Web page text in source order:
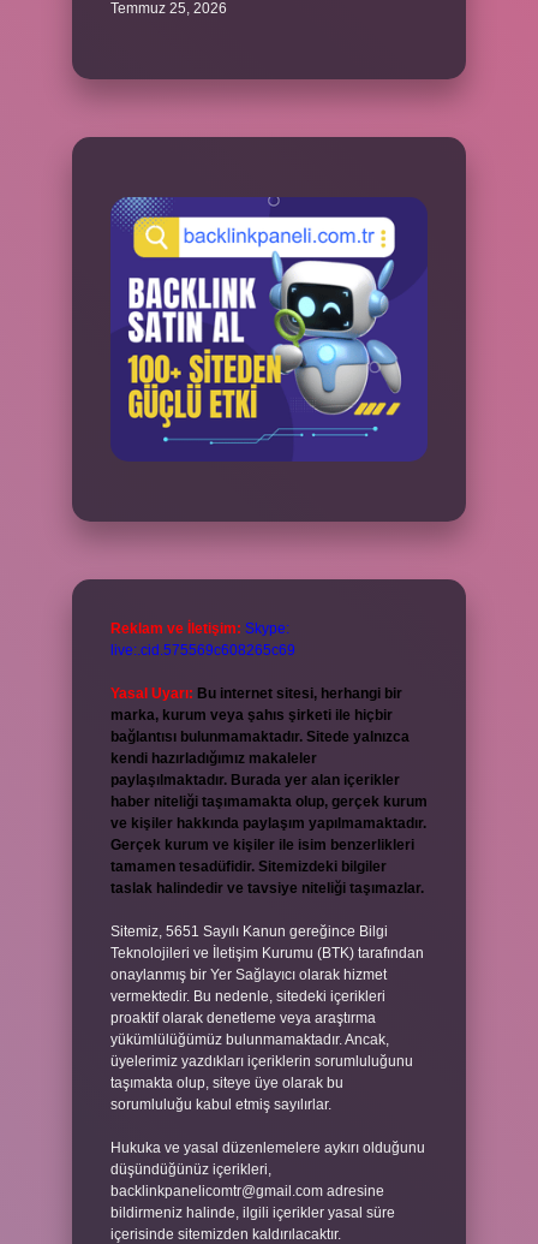
Temmuz 25, 2026
Reklam ve İletişim: Skype:
live:.cid.575569c608265c69
Yasal Uyarı: Bu internet sitesi, herhangi bir
marka, kurum veya şahıs şirketi ile hiçbir
bağlantısı bulunmamaktadır. Sitede yalnızca
kendi hazırladığımız makaleler
paylaşılmaktadır. Burada yer alan içerikler
haber niteliği taşımamakta olup, gerçek kurum
ve kişiler hakkında paylaşım yapılmamaktadır.
Gerçek kurum ve kişiler ile isim benzerlikleri
tamamen tesadüfidir. Sitemizdeki bilgiler
taslak halindedir ve tavsiye niteliği taşımazlar.
Sitemiz, 5651 Sayılı Kanun gereğince Bilgi
Teknolojileri ve İletişim Kurumu (BTK) tarafından
onaylanmış bir Yer Sağlayıcı olarak hizmet
vermektedir. Bu nedenle, sitedeki içerikleri
proaktif olarak denetleme veya araştırma
yükümlülüğümüz bulunmamaktadır. Ancak,
üyelerimiz yazdıkları içeriklerin sorumluluğunu
taşımakta olup, siteye üye olarak bu
sorumluluğu kabul etmiş sayılırlar.
Hukuka ve yasal düzenlemelere aykırı olduğunu
düşündüğünüz içerikleri,
backlinkpanelicomtr@gmail.com adresine
bildirmeniz halinde, ilgili içerikler yasal süre
içerisinde sitemizden kaldırılacaktır.